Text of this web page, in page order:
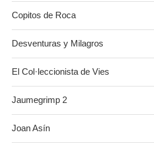
Copitos de Roca
Desventuras y Milagros
El Col·leccionista de Vies
Jaumegrimp 2
Joan Asín